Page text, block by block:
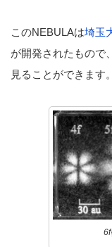
このNEBULAは埼玉
が開発されたもので
見ることができます。
6f